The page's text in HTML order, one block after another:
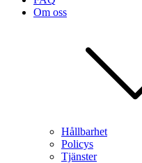
Om oss
Hållbarhet
Policys
Tjänster